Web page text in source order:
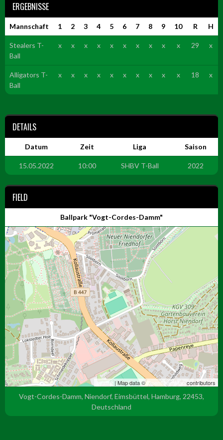
ERGEBNISSE
Mannschaft 1 2 3 4 5 6 7 8 9 10 R H
Stealers T-
Ball
x x x x x x x x x x 29 x
Alligators T-
Ball
x x x x x x x x x x 18 x
DETAILS
Datum Zeit Liga Saison
15.05.2022 10:00 SHBV T-Ball 2022
FIELD
Ballpark "Vogt-Cordes-Damm"
Leaflet| Map data ©OpenStreetMap contributors
Vogt-Cordes-Damm, Niendorf, Eimsbüttel, Hamburg, 22453,
Deutschland